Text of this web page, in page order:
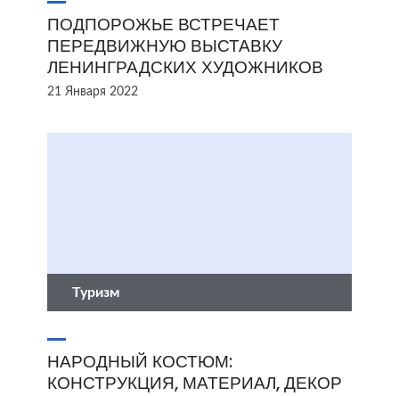
ПОДПОРОЖЬЕ ВСТРЕЧАЕТ
ПЕРЕДВИЖНУЮ ВЫСТАВКУ
ЛЕНИНГРАДСКИХ ХУДОЖНИКОВ
21 Января 2022
Туризм
НАРОДНЫЙ КОСТЮМ:
КОНСТРУКЦИЯ, МАТЕРИАЛ, ДЕКОР